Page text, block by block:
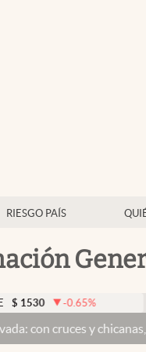
RIESGO PAÍS
-0.65%
y chicanas, el Senado